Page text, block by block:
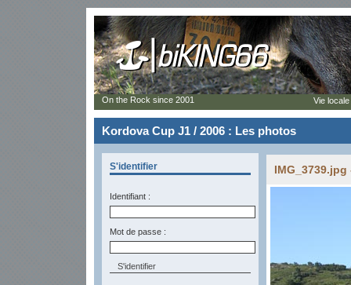
Kordova Cup J1 / 2006 : Les photos
S'identifier
Identifiant :
Mot de passe :
IMG_3739.jpg
On the Rock since 2001 Vie